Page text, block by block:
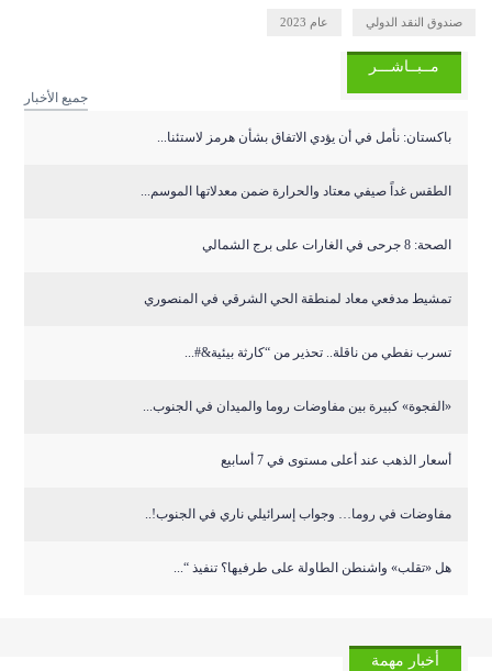
صندوق النقد الدولي عام 2023
مــبــاشـــر
جميع الأخبار
باكستان: نأمل في أن يؤدي الاتفاق بشأن هرمز لاستئنا...
الطقس غداً صيفي معتاد والحرارة ضمن معدلاتها الموسم...
الصحة: 8 جرحى في الغارات على برج الشمالي
تمشيط مدفعي معاد لمنطقة الحي الشرقي في المنصوري
تسرب نفطي من ناقلة.. تحذير من “كارثة بيئية&#...
«الفجوة» كبيرة بين مفاوضات روما والميدان في الجنوب...
أسعار الذهب عند أعلى مستوى في 7 أسابيع
مفاوضات في روما… وجواب إسرائيلي ناري في الجنوب!..
هل «تقلب» واشنطن الطاولة على طرفيها؟ تنفيذ “...
أخبار مهمة